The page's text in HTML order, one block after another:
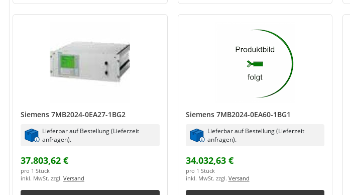
Siemens 7MB2024-0EA27-1BG2
Lieferbar auf Bestellung (Lieferzeit
anfragen).
37.803,62 €
pro 1 Stück
inkl. MwSt. zzgl. Versand
Siemens 7MB2024-0EA60-1BG1
Lieferbar auf Bestellung (Lieferzeit
anfragen).
34.032,63 €
pro 1 Stück
inkl. MwSt. zzgl. Versand